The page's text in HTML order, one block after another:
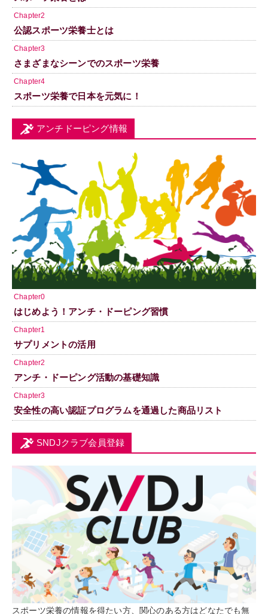
Chapter2
公認スポーツ栄養士とは
Chapter3
さまざまなシーンでのスポーツ栄養
Chapter4
スポーツ栄養で日本を元気に！
アンチドーピング情報
Chapter0
はじめよう！アンチ・ドーピング習慣
Chapter1
サプリメントの活用
Chapter2
アンチ・ドーピング活動の基礎知識
Chapter3
安全性の高い認証プログラムを通過した商品リスト
SNDJクラブ会員登録
スポーツ栄養の情報を得たい方、関心のある方はどなたでも無